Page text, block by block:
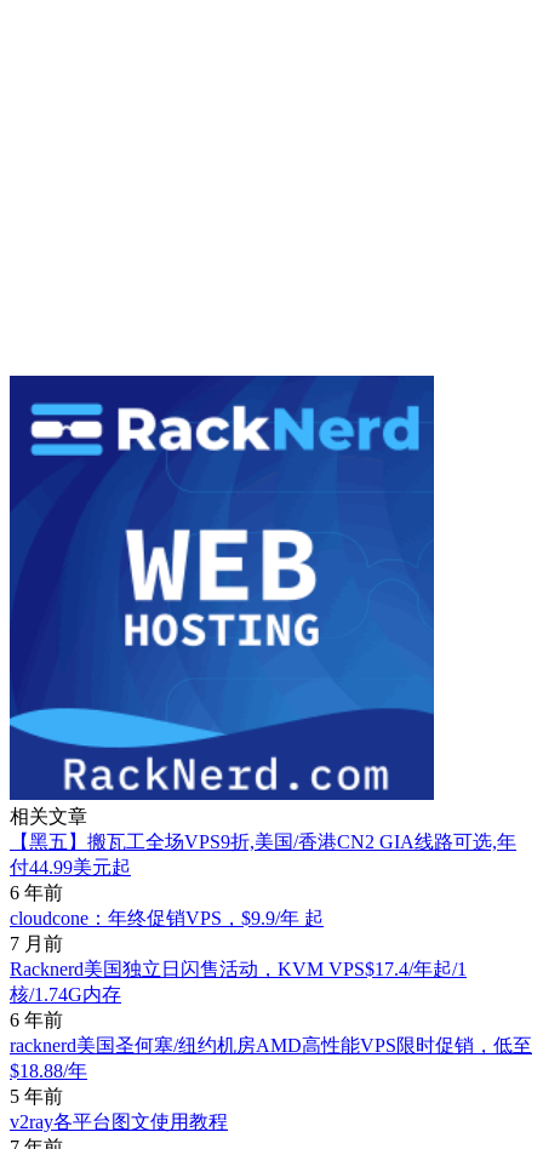
相关文章
【黑五】搬瓦工全场VPS9折,美国/香港CN2 GIA线路可选,年
付44.99美元起
6 年前
cloudcone：年终促销VPS，$9.9/年 起
7 月前
Racknerd美国独立日闪售活动，KVM VPS$17.4/年起/1
核/1.74G内存
6 年前
racknerd美国圣何塞/纽约机房AMD高性能VPS限时促销，低至
$18.88/年
5 年前
v2ray各平台图文使用教程